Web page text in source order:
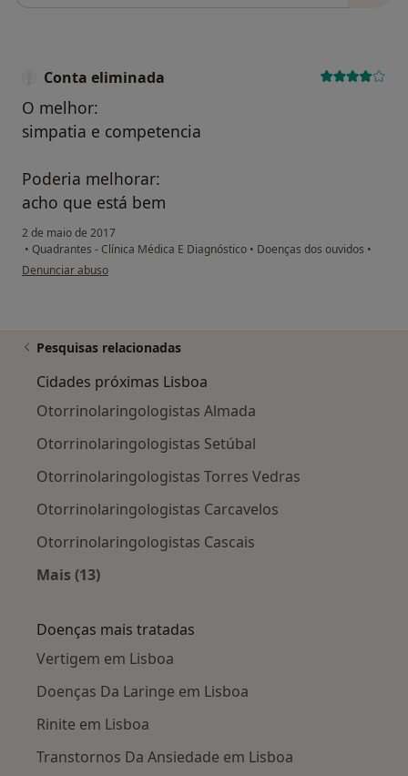
Conta eliminada
O melhor:
simpatia e competencia
Poderia melhorar:
acho que está bem
2 de maio de 2017
• Quadrantes - Clínica Médica E Diagnóstico • Doenças dos ouvidos •
na opinião do utilizador Conta eliminada
Denunciar abuso
Pesquisas relacionadas
Cidades próximas Lisboa
Otorrinolaringologistas Almada
Otorrinolaringologistas Setúbal
Otorrinolaringologistas Torres Vedras
Otorrinolaringologistas Carcavelos
Otorrinolaringologistas Cascais
Mais (13)
Doenças mais tratadas
Vertigem em Lisboa
Doenças Da Laringe em Lisboa
Rinite em Lisboa
Transtornos Da Ansiedade em Lisboa